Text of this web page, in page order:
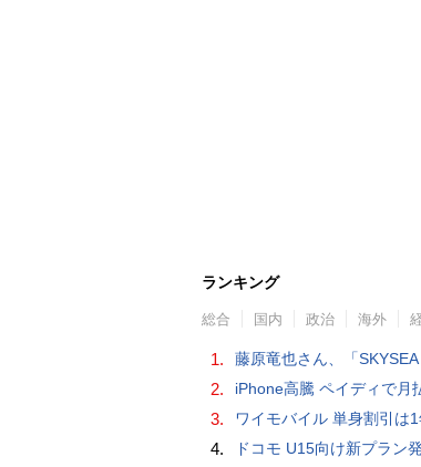
ランキング
総合 国内 政治 海外
1. 藤原竜也さん、「SKYSEA Client View」新CMで「AI労務改善」をアピール 働き方をAI
2. iPhone高騰 ペイディで月
3. ワイモバイル 単身割引は
4. ドコモ U15向け新プラン